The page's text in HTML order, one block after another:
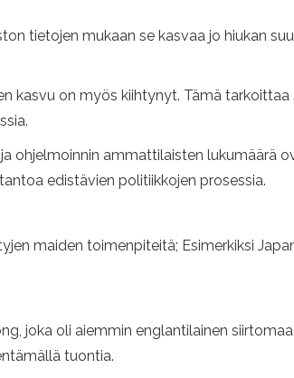
tietojen mukaan se kasvaa jo hiukan
kasvu on myös kiihtynyt. Tämä tarkoittaa
ohjelmoinnin ammattilaisten lukumäärä
edistävien politiikkojen prosessia.
maiden toimenpiteitä; Esimerkiksi
joka oli aiemmin englantilainen
tuontia.